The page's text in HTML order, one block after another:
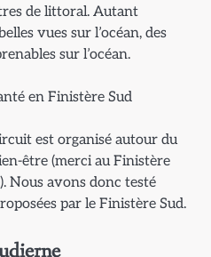
de littoral. Autant
vues sur l’océan, des
sur l’océan.
en Finistère Sud
est organisé autour du
être (merci au Finistère
Nous avons donc testé
par le Finistère Sud.